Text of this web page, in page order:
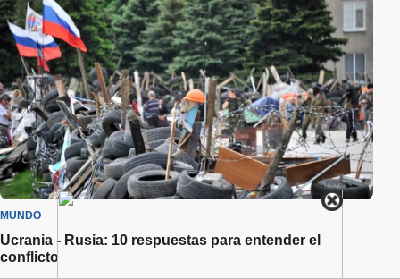
MUNDO
Ucrania - Rusia: 10 respuestas para entender el
conflicto